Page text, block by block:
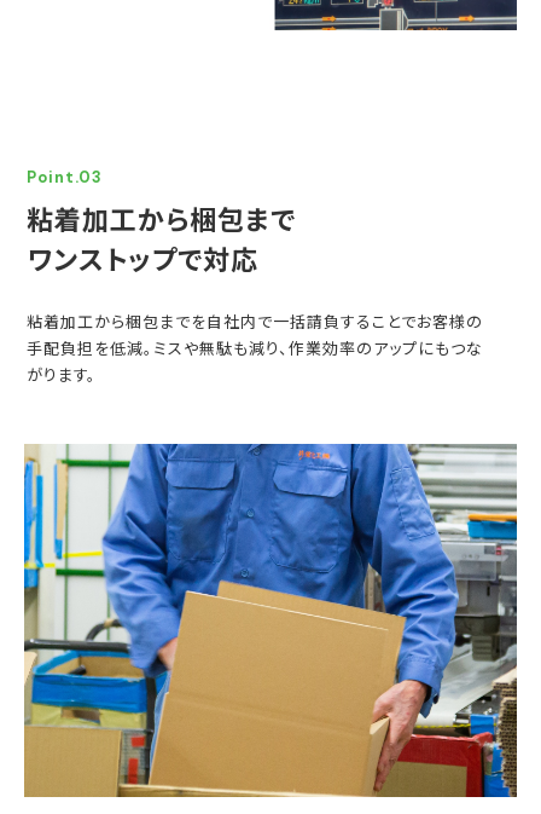
Point.03
粘着加工から梱包まで
ワンストップで対応
粘着加工から梱包までを自社内で一括請負することでお客様の
手配負担を低減。ミスや無駄も減り、作業効率のアップにもつな
がります。